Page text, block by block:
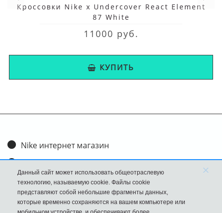
Кроссовки Nike x Undercover React Element
87 White
11000 руб.
КУПИТЬ
Nike интернет магазин
Доставка и оплата
Обмен и возврат
Размеры
Данный сайт может использовать общеотраслевую
технологию, называемую cookie. Файлы cookie
представляют собой небольшие фрагменты данных,
которые временно сохраняются на вашем компьютере или
×